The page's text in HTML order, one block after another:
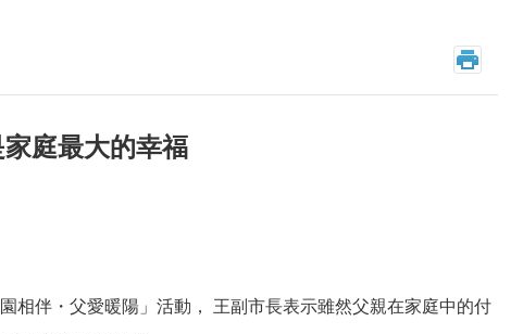
庭最大的幸福
相伴・父愛暖陽」活動， 王副市長表示雖然父親在家庭中的付